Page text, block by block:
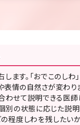
す。「おでこのしわ
情の自然さが変わり
わせて説明できる医
個別の状態に応じた
程度しわを残したい